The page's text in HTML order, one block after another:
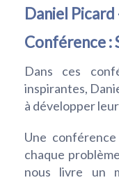
Daniel
Conférence :
Dans ces
inspirantes,
à développer
Une
chaque
nous livre un